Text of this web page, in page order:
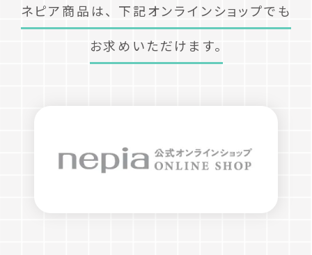
ネピア商品は、 下記オンラインショップでも
お求めいただけます。